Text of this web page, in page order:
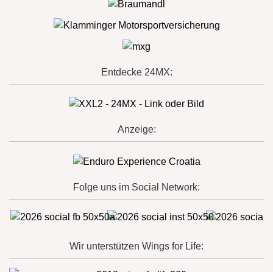
Entdecke 24MX:
Anzeige:
Folge uns im Social Network:
Wir unterstützen Wings for Life: